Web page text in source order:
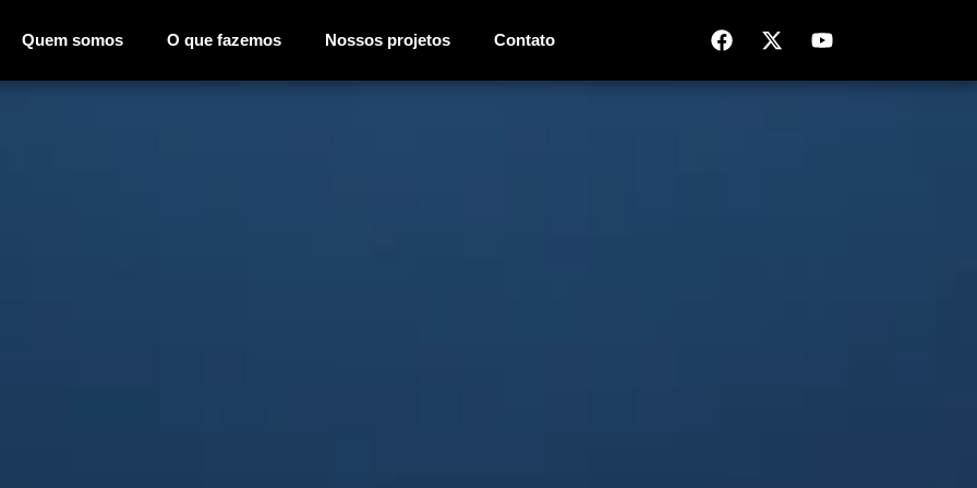
Quem somos O que fazemos Nossos projetos Contato